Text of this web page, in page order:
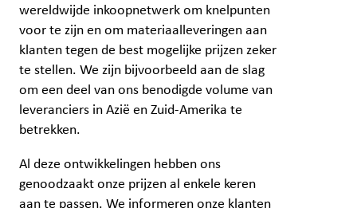
wereldwijde inkoopnetwerk om knelpunten
voor te zijn en om materiaalleveringen aan
klanten tegen de best mogelijke prijzen zeker
te stellen. We zijn bijvoorbeeld aan de slag
om een deel van ons benodigde volume van
leveranciers in Azië en Zuid-Amerika te
betrekken.
Al deze ontwikkelingen hebben ons
genoodzaakt onze prijzen al enkele keren
aan te passen. We informeren onze klanten